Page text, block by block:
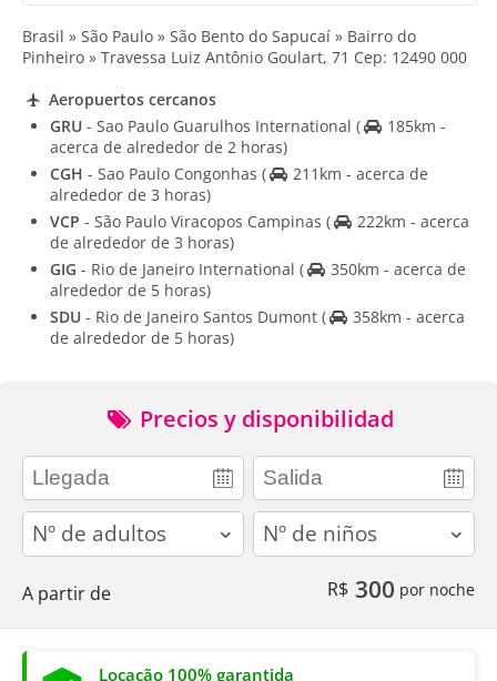
Brasil » São Paulo » São Bento do Sapucaí » Bairro do
Pinheiro » Travessa Luiz Antônio Goulart, 71 Cep: 12490 000
Aeropuertos cercanos
GRU - Sao Paulo Guarulhos International (
185km -
acerca de alrededor de 2 horas)
CGH - Sao Paulo Congonhas (
211km - acerca de
alrededor de 3 horas)
VCP - São Paulo Viracopos Campinas (
222km - acerca
de alrededor de 3 horas)
GIG - Rio de Janeiro International (
350km - acerca de
alrededor de 5 horas)
SDU - Rio de Janeiro Santos Dumont (
358km - acerca
de alrededor de 5 horas)
Precios y disponibilidad
adults children
A partir de R$ 300 por noche
Locação 100% garantida